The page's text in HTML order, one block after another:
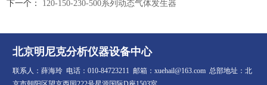
下一个： 120-150-230-500系列动态气体发生器
北京明尼克分析仪器设备中心
联系人：薛海玲 电话：010-84723211 邮箱：xuehail@163.com 总部地址：北